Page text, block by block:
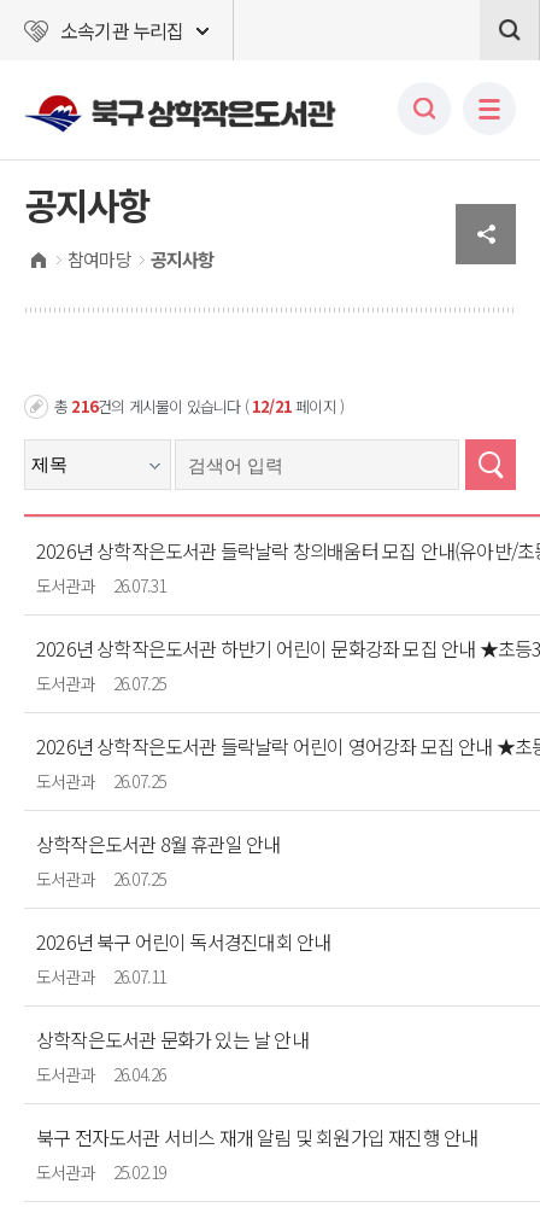
소속기관 누리집
공지사항
참여마당 공지사항
총 216건의 게시물이 있습니다 (12/21페이지 )
2026년 상학작은도서관 들락날락 창의배움터 모집 안내(유아반/초
도서관과 26.07.31
2026년 상학작은도서관 하반기 어린이 문화강좌 모집 안내 ★초
도서관과 26.07.25
도서관과 26.07.25
상학작은도서관 8월 휴관일 안내
도서관과 26.07.25
2026년 북구 어린이 독서경진대회 안내
도서관과 26.07.11
상학작은도서관 문화가 있는 날 안내
도서관과 26.04.26
북구 전자도서관 서비스 재개 알림 및 회원가입 재진행 안내
도서관과 25.02.19